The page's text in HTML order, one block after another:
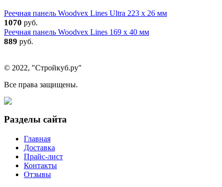
Реечная панель Woodvex Lines Ultra 223 x 26 мм
1070 руб.
Реечная панель Woodvex Lines 169 x 40 мм
889 руб.
© 2022, "Стройкуб.ру"
Все права защищены.
Разделы сайта
Главная
Доставка
Прайс-лист
Контакты
Отзывы